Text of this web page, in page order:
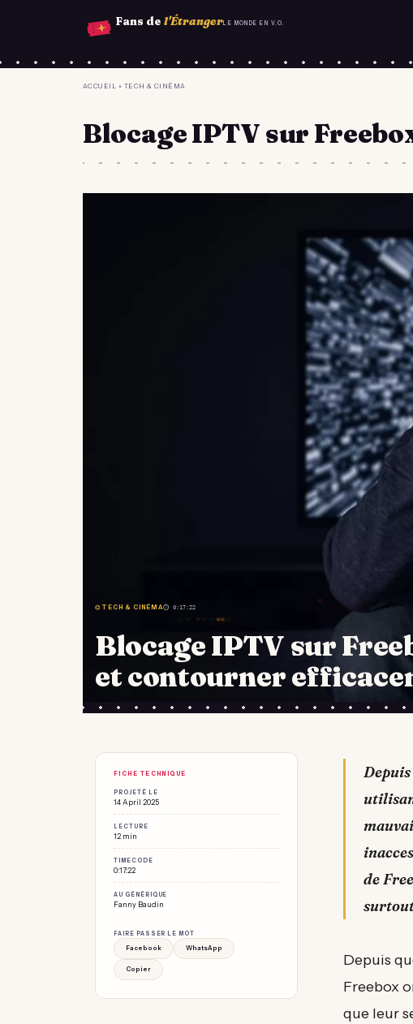
contenu
Fans de l'ÉtrangerLE MONDE EN V.O.
YOU
ARE
HERE
ACCUEIL » TECH & CINÉMA
Blocage IPTV sur
⌬ TECH & CINÉMA⏱ 0:17:22
Blocage IPTV sur
et contourner
FICHE TECHNIQUE
PROJETÉ LE
14 April 2025
LECTURE
12 min
TIMECODE
0:17:22
AU GÉNÉRIQUE
Fanny Baudin
FAIRE PASSER LE MOT
Facebook
WhatsApp
Copier
de
Depuis
Freebox
que leur